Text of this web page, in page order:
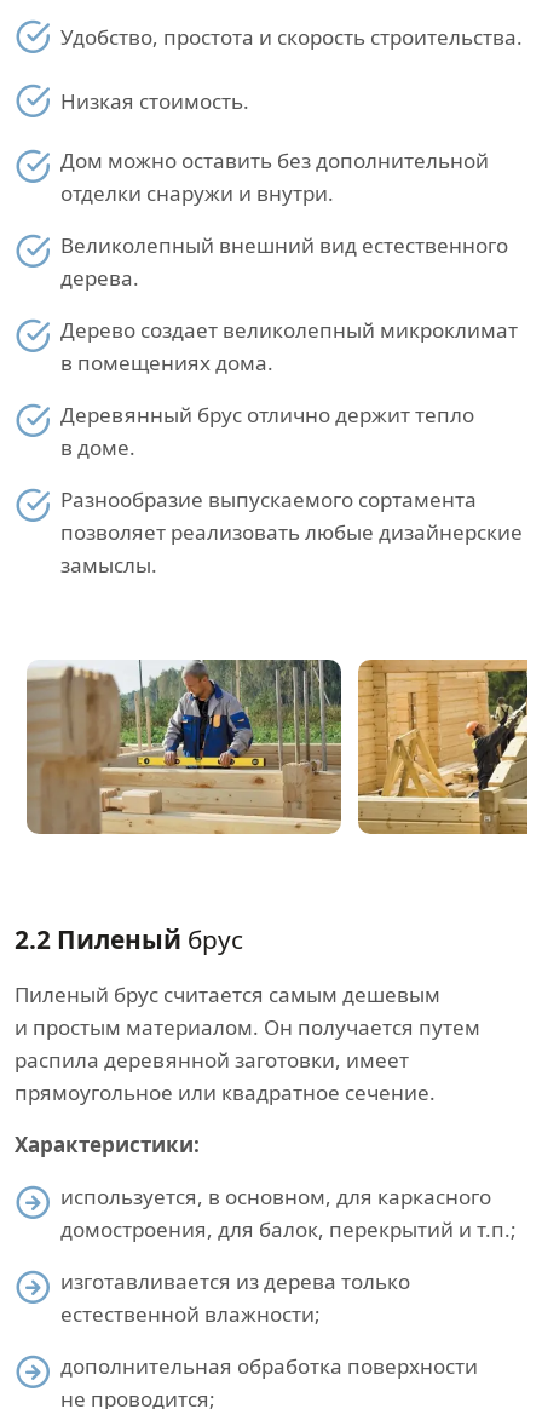
Удобство, простота и скорость строительства.
Низкая стоимость.
Дом можно оставить без дополнительной
отделки снаружи и внутри.
Великолепный внешний вид естественного
дерева.
Дерево создает великолепный микроклимат
в помещениях дома.
Деревянный брус отлично держит тепло
в доме.
Разнообразие выпускаемого сортамента
позволяет реализовать любые дизайнерские
замыслы.
2.2 Пиленый брус
Пиленый брус считается самым дешевым
и простым материалом. Он получается путем
распила деревянной заготовки, имеет
прямоугольное или квадратное сечение.
Характеристики:
используется, в основном, для каркасного
домостроения, для балок, перекрытий и т.п.;
изготавливается из дерева только
естественной влажности;
дополнительная обработка поверхности
не проводится;